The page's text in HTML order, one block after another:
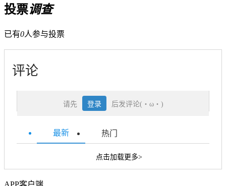
投票调查
已有0人参与投票
评论
请先 登录 后发评论(・ω・)
最新 热门
点击加载更多>
APP客户端